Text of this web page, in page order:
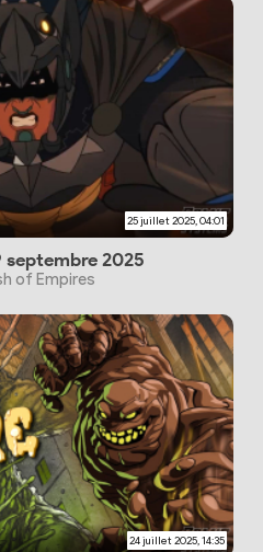
25 juillet 2025, 04:01
septembre 2025
of Empires
24 juillet 2025, 14:35